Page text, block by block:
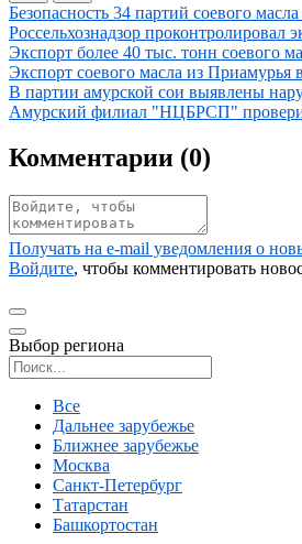
Иллюстрация новости
Безопасность 34 партий соевого
Иллюстрация новости
Россельхознадзор проконтролировал
Иллюстрация новости
Экспорт более 40 тыс. тонн соевого
Иллюстрация новости
Экспорт соевого масла из Приамурья
Иллюстрация новости
В партии амурской сои выявлены
Иллюстрация новости
Амурский филиал "НЦБРСП" проверил
Комментарии (0)
Получать на e‑mail уведомления о
Войдите, чтобы комментировать
Выбор региона
Все
Дальнее зарубежье
Ближнее зарубежье
Москва
Санкт-Петербург
Татарстан
Башкортостан